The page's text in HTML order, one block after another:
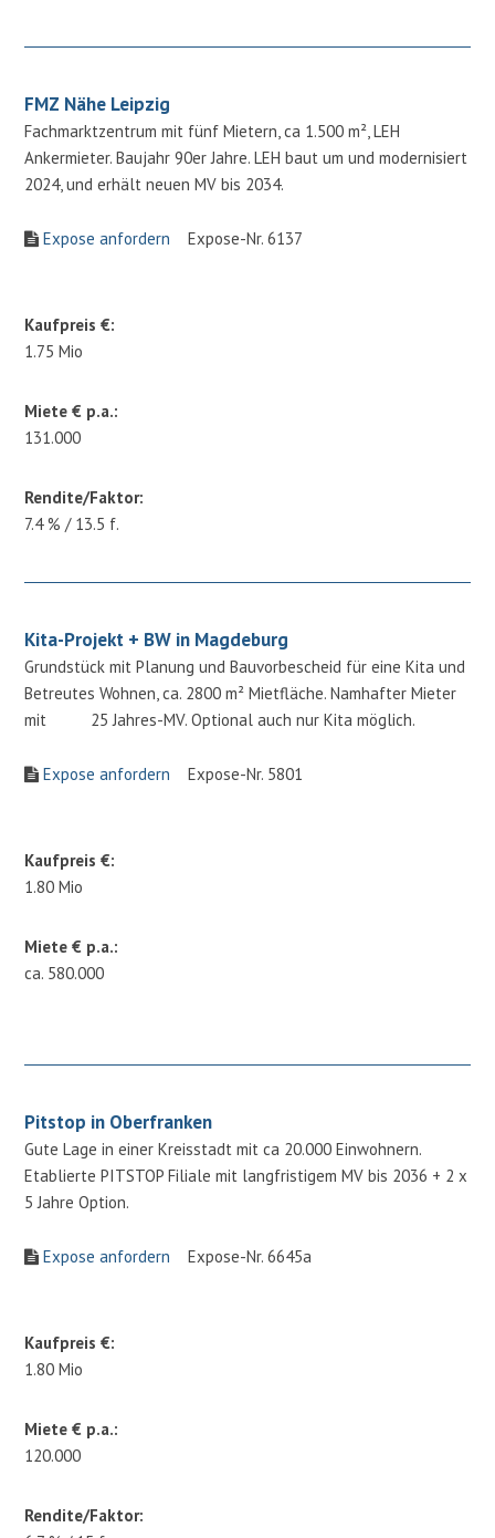
FMZ Nähe Leipzig
Fachmarktzentrum mit fünf Mietern, ca 1.500 m², LEH
Ankermieter. Baujahr 90er Jahre. LEH baut um und modernisiert
2024, und erhält neuen MV bis 2034.
Expose anfordern Expose-Nr. 6137
Kaufpreis €:
1.75 Mio
Miete € p.a.:
131.000
Rendite/Faktor:
7.4 % / 13.5 f.
Kita-Projekt + BW in Magdeburg
Grundstück mit Planung und Bauvorbescheid für eine Kita und
Betreutes Wohnen, ca. 2800 m² Mietfläche. Namhafter Mieter
mit 25 Jahres-MV. Optional auch nur Kita möglich.
Expose anfordern Expose-Nr. 5801
Kaufpreis €:
1.80 Mio
Miete € p.a.:
ca. 580.000
Pitstop in Oberfranken
Gute Lage in einer Kreisstadt mit ca 20.000 Einwohnern.
Etablierte PITSTOP Filiale mit langfristigem MV bis 2036 + 2 x
5 Jahre Option.
Expose anfordern Expose-Nr. 6645a
Kaufpreis €:
1.80 Mio
Miete € p.a.:
120.000
Rendite/Faktor: